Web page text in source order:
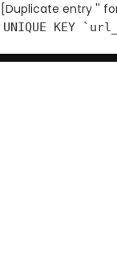
[Duplicate entry ''
UNIQUE KEY